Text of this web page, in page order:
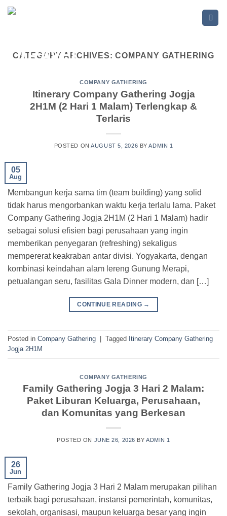
Skip
CATEGORY ARCHIVES:COMPANY GATHERING
COMPANY GATHERING
Itinerary Company Gathering Jogja
2H1M (2 Hari 1 Malam) Terlengkap &
Terlaris
POSTED ONAUGUST 5, 2026 BYADMIN 1
05
Aug
Membangun kerja sama tim (team building) yang solid
tidak harus mengorbankan waktu kerja terlalu lama. Paket
Company Gathering Jogja 2H1M (2 Hari 1 Malam) hadir
sebagai solusi efisien bagi perusahaan yang ingin
memberikan penyegaran (refreshing) sekaligus
mempererat keakraban antar divisi. Yogyakarta, dengan
kombinasi keindahan alam lereng Gunung Merapi,
petualangan seru, fasilitas Gala Dinner modern, dan […]
CONTINUE READING →
Posted in Company Gathering Tagged Itinerary Company Gathering
Jogja 2H1M
COMPANY GATHERING
Family Gathering Jogja 3 Hari 2 Malam:
Paket Liburan Keluarga, Perusahaan,
dan Komunitas yang Berkesan
POSTED ON JUNE 26, 2026 BYADMIN 1
26
Jun
Family Gathering Jogja 3 Hari 2 Malam merupakan pilihan
terbaik bagi perusahaan, instansi pemerintah, komunitas,
sekolah, organisasi, maupun keluarga besar yang ingin